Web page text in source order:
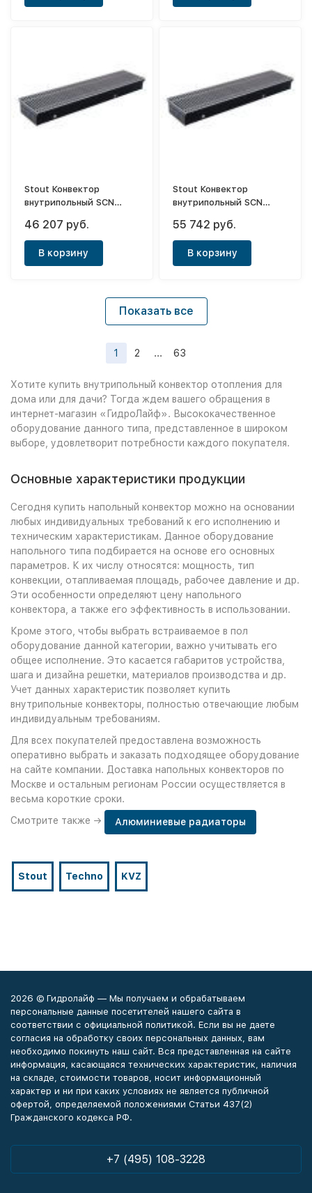
Stout Конвектор
внутрипольный SCN
естественной
конвекцией)
46 207 руб.
В корзину
Stout Конвектор
внутрипольный SCN
естественной
конвекцией)
55 742 руб.
В корзину
Показать все
1 2 ... 63
Хотите купить внутрипольный конвектор отопления для
дома или для дачи? Тогда ждем вашего обращения в
интернет-магазин «ГидроЛайф». Высококачественное
оборудование данного типа, представленное в широком
выборе, удовлетворит потребности каждого покупателя.
Основные характеристики продукции
Сегодня купить напольный конвектор можно на основании
любых индивидуальных требований к его исполнению и
техническим характеристикам. Данное оборудование
напольного типа подбирается на основе его основных
параметров. К их числу относятся: мощность, тип
конвекции, отапливаемая площадь, рабочее давление и др.
Эти особенности определяют цену напольного
конвектора, а также его эффективность в использовании.
Кроме этого, чтобы выбрать встраиваемое в пол
оборудование данной категории, важно учитывать его
общее исполнение. Это касается габаритов устройства,
шага и дизайна решетки, материалов производства и др.
Учет данных характеристик позволяет купить
внутрипольные конвекторы, полностью отвечающие любым
индивидуальным требованиям.
Для всех покупателей предоставлена возможность
оперативно выбрать и заказать подходящее оборудование
на сайте компании. Доставка напольных конвекторов по
Москве и остальным регионам России осуществляется в
весьма короткие сроки.
Смотрите также →
Алюминиевые радиаторы
Stout Techno KVZ
2026 © Гидролайф — Мы получаем и обрабатываем
персональные данные посетителей нашего сайта в
соответствии с официальной политикой. Если вы не даете
согласия на обработку своих персональных данных, вам
необходимо покинуть наш сайт. Вся представленная на сайте
информация, касающаяся технических характеристик, наличия
на складе, стоимости товаров, носит информационный
характер и ни при каких условиях не является публичной
офертой, определяемой положениями Статьи 437(2)
Гражданского кодекса РФ.
+7 (495) 108-3228